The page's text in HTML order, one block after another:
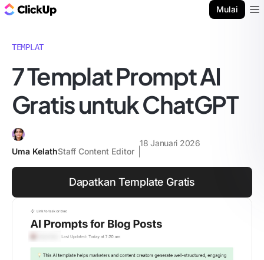
Mulai
TEMPLAT
7 Templat Prompt AI
Gratis untuk ChatGPT
Uma KelathStaff Content Editor
18 Januari 2026
Dapatkan Template Gratis